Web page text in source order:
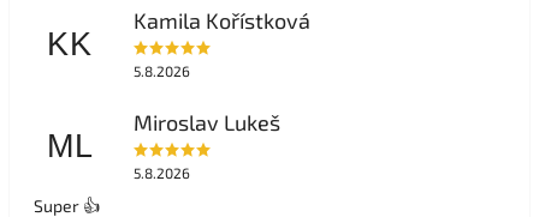
KK
Kamila Kořístková
5.8.2026
ML
Miroslav Lukeš
5.8.2026
Super 👍